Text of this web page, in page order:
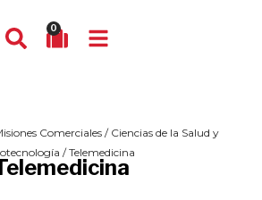
0
Comerciales/ Ciencias de la Salud y
/ Telemedicina